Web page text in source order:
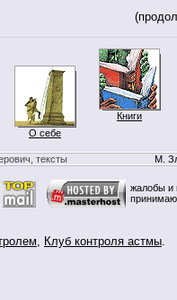
О себе
Книги
тексты М.
жалобы и
, Клуб контроля астмы.